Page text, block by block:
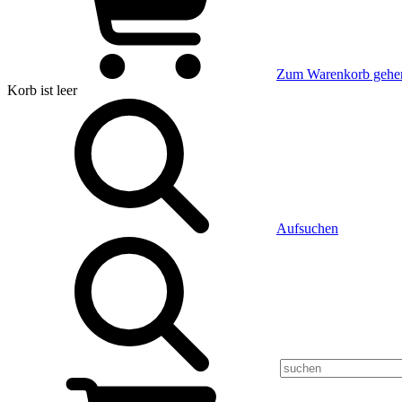
Zum Warenkorb
Korb ist leer
Aufsuchen